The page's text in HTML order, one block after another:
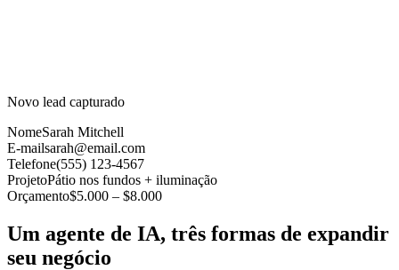
Novo lead capturado
NomeSarah Mitchell
E-mailsarah@email.com
Telefone(555) 123-4567
ProjetoPátio nos fundos + iluminação
Orçamento$5.000 – $8.000
Um agente de IA, três formas de expandir
seu negócio